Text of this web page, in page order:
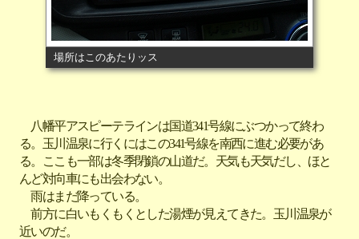
場所はこのあたりッス
八幡平アスピーテラインは国道341号線にぶつかって終わ
る。玉川温泉に行くにはこの341号線を南西に進む必要があ
る。ここも一部は冬季閉鎖の山道だ。天気も天気だし、ほと
んど対向車にも出会わない。
雨はまだ降っている。
前方に白いもくもくとした湯煙が見えてきた。玉川温泉が
近いのだ。